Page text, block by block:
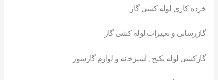
خرده کاری لوله کشی گاز
گازرسانی و تغییرات لوله کشی گاز
گازکشی لوله پکیج , آشپزخانه و لوازم گازسوز